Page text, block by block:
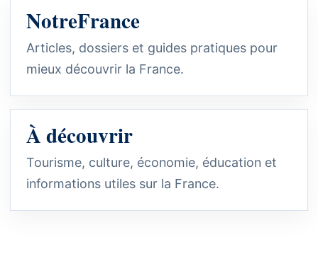
NotreFrance
Articles, dossiers et guides pratiques pour
mieux découvrir la France.
À découvrir
Tourisme, culture, économie, éducation et
informations utiles sur la France.